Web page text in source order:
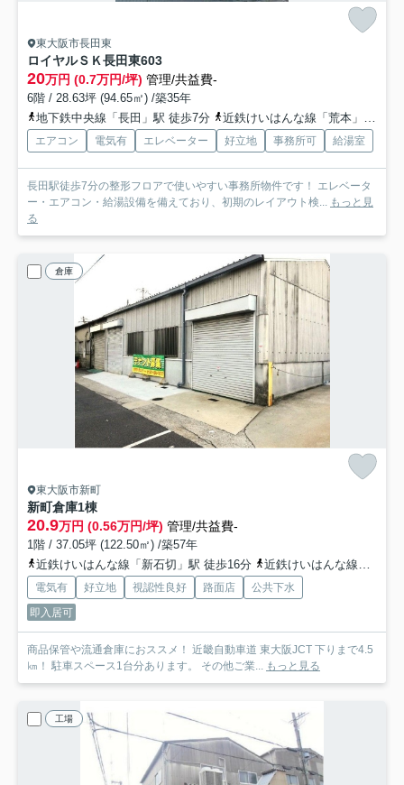
東大阪市長田東
ロイヤルＳＫ長田東603
20万円 (0.7万円/坪) 管理/共益費-
6階 / 28.63坪 (94.65㎡) /築35年
地下鉄中央線「長田」駅 徒歩7分
近鉄けいはんな線「荒本」駅 徒歩14分
エアコン 電気有 エレベーター 好立地 事務所可 給湯室
長田駅徒歩7分の整形フロアで使いやすい事務所物件です！ エレベータ
ー・エアコン・給湯設備を備えており、初期のレイアウト検... もっと見
る
倉庫
東大阪市新町
新町倉庫1棟
20.9万円 (0.56万円/坪) 管理/共益費-
1階 / 37.05坪 (122.50㎡) /築57年
近鉄けいはんな線「新石切」駅 徒歩16分
近鉄けいはんな線「吉田」駅 徒歩22分
電気有 好立地 視認性良好 路面店
公共下水
即入居可
商品保管や流通倉庫におススメ！ 近畿自動車道 東大阪JCT 下りまで4.5
㎞！ 駐車スペース1台分あります。 その他ご業...
もっと見る
工場